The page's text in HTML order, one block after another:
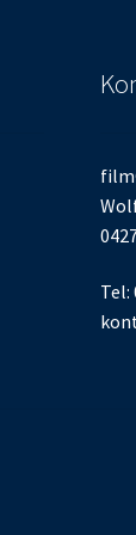
Tel: